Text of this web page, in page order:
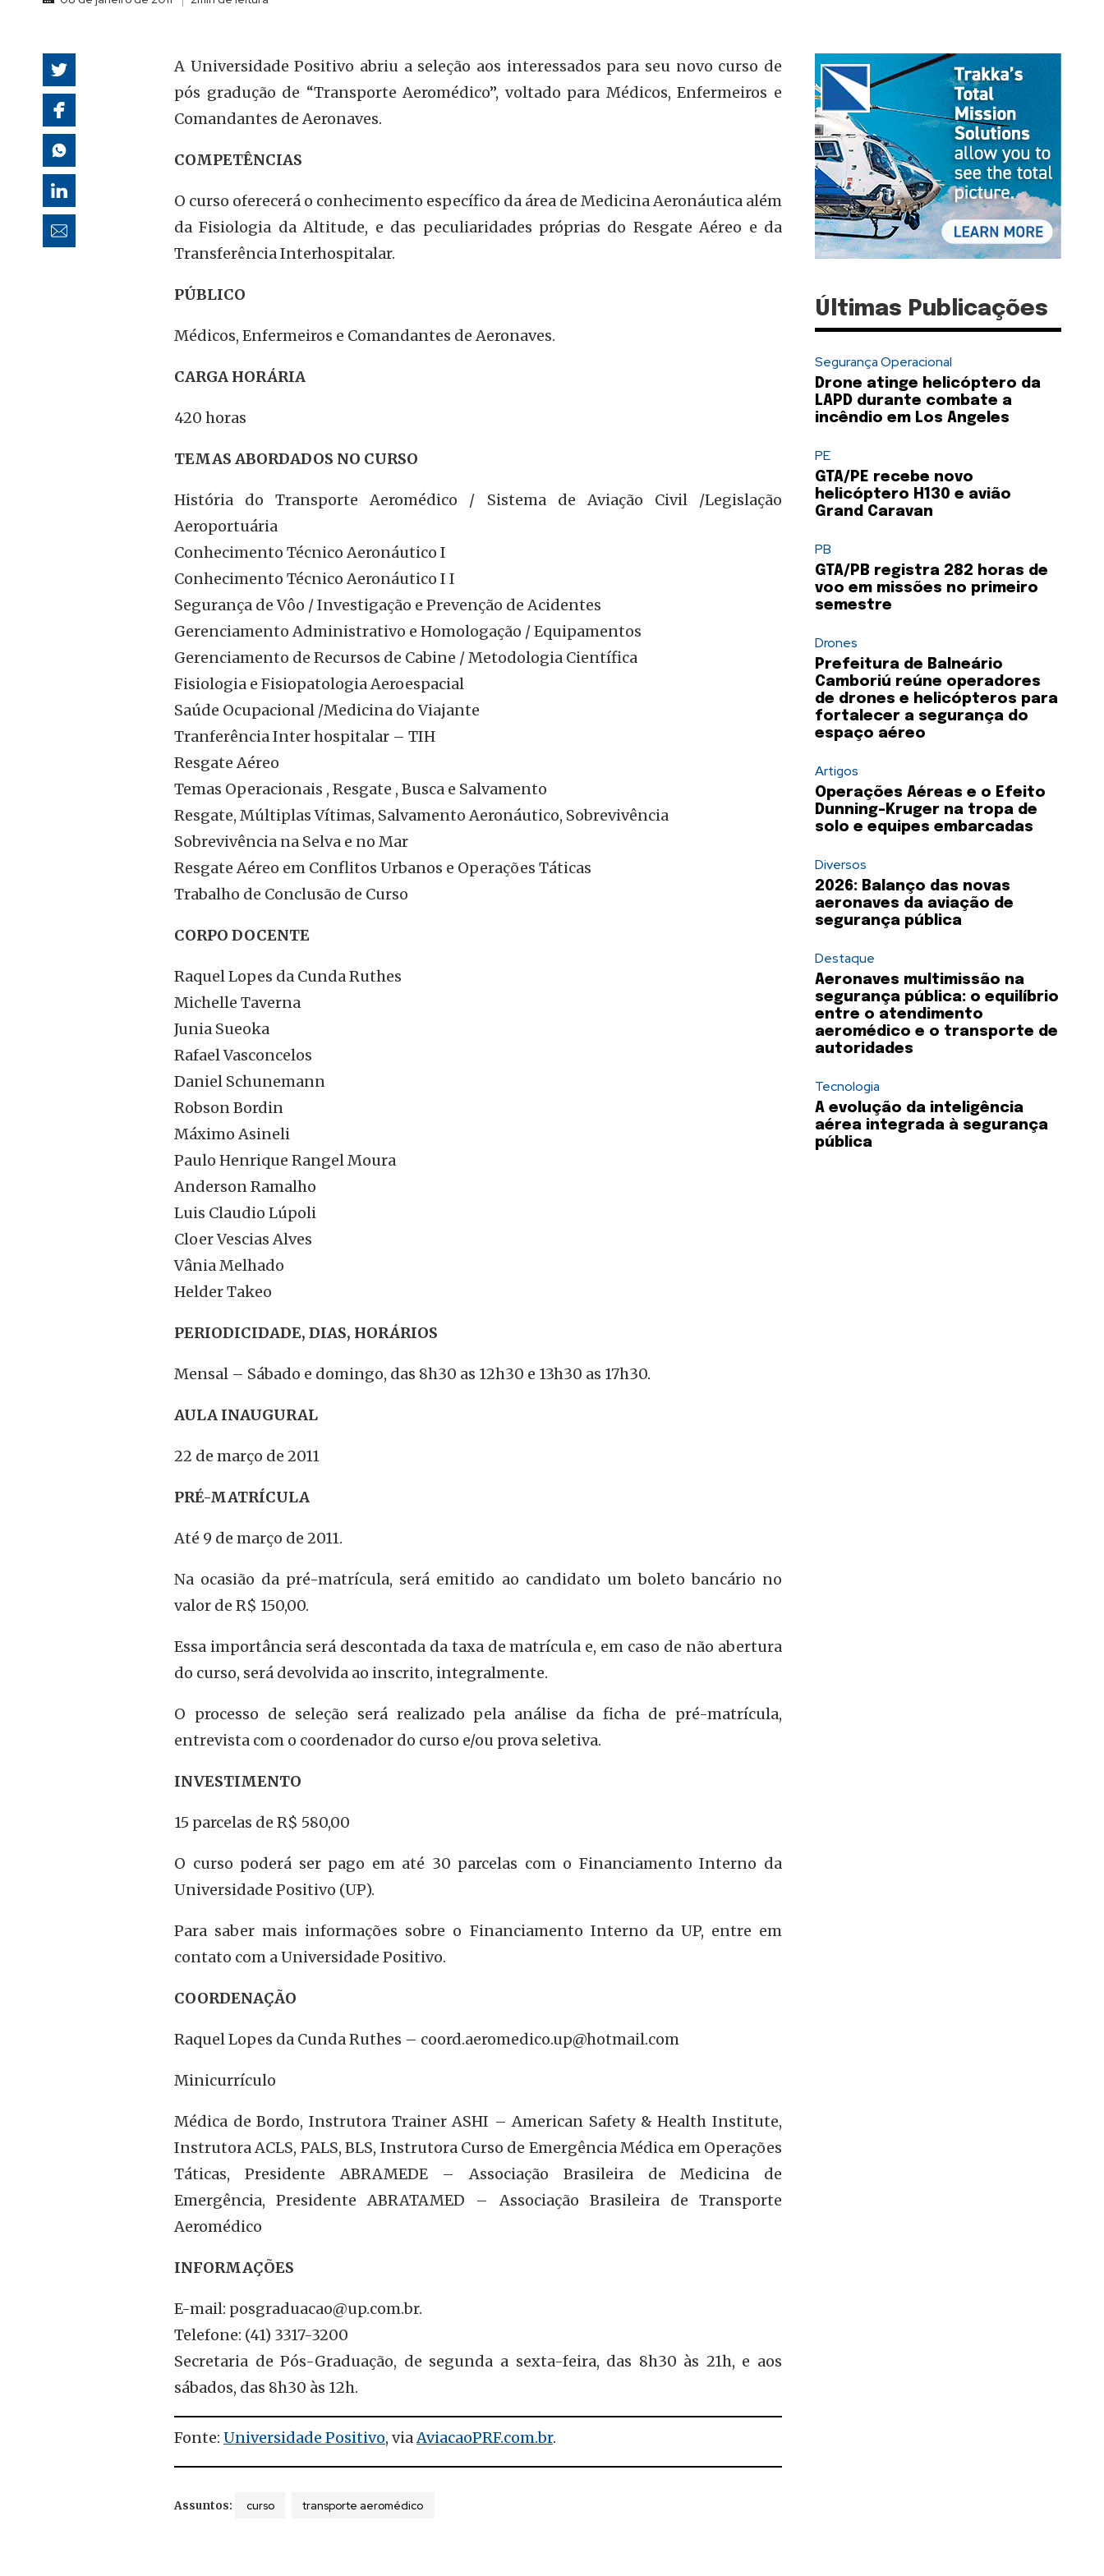
A Universidade Positivo abriu a seleção aos interessados para seu novo curso de
pós gradução de “Transporte Aeromédico”, voltado para Médicos, Enfermeiros e
Comandantes de Aeronaves.
COMPETÊNCIAS
O curso oferecerá o conhecimento específico da área de Medicina Aeronáutica além
da Fisiologia da Altitude, e das peculiaridades próprias do Resgate Aéreo e da
Transferência Interhospitalar.
PÚBLICO
Médicos, Enfermeiros e Comandantes de Aeronaves.
CARGA HORÁRIA
420 horas
TEMAS ABORDADOS NO CURSO
História do Transporte Aeromédico / Sistema de Aviação Civil /Legislação
Aeroportuária
Conhecimento Técnico Aeronáutico I
Conhecimento Técnico Aeronáutico I I
Segurança de Vôo / Investigação e Prevenção de Acidentes
Gerenciamento Administrativo e Homologação / Equipamentos
Gerenciamento de Recursos de Cabine / Metodologia Científica
Fisiologia e Fisiopatologia Aeroespacial
Saúde Ocupacional /Medicina do Viajante
Tranferência Inter hospitalar – TIH
Resgate Aéreo
Temas Operacionais , Resgate , Busca e Salvamento
Resgate, Múltiplas Vítimas, Salvamento Aeronáutico, Sobrevivência
Sobrevivência na Selva e no Mar
Resgate Aéreo em Conflitos Urbanos e Operações Táticas
Trabalho de Conclusão de Curso
CORPO DOCENTE
Raquel Lopes da Cunda Ruthes
Michelle Taverna
Junia Sueoka
Rafael Vasconcelos
Daniel Schunemann
Robson Bordin
Máximo Asineli
Paulo Henrique Rangel Moura
Anderson Ramalho
Luis Claudio Lúpoli
Cloer Vescias Alves
Vânia Melhado
Helder Takeo
PERIODICIDADE, DIAS, HORÁRIOS
Mensal – Sábado e domingo, das 8h30 as 12h30 e 13h30 as 17h30.
AULA INAUGURAL
22 de março de 2011
PRÉ-MATRÍCULA
Até 9 de março de 2011.
Na ocasião da pré-matrícula, será emitido ao candidato um boleto bancário no
valor de R$ 150,00.
Essa importância será descontada da taxa de matrícula e, em caso de não abertura
do curso, será devolvida ao inscrito, integralmente.
O processo de seleção será realizado pela análise da ficha de pré-matrícula,
entrevista com o coordenador do curso e/ou prova seletiva.
INVESTIMENTO
15 parcelas de R$ 580,00
O curso poderá ser pago em até 30 parcelas com o Financiamento Interno da
Universidade Positivo (UP).
Para saber mais informações sobre o Financiamento Interno da UP, entre em
contato com a Universidade Positivo.
COORDENAÇÃO
Raquel Lopes da Cunda Ruthes – coord.aeromedico.up@hotmail.com
Minicurrículo
Médica de Bordo, Instrutora Trainer ASHI – American Safety & Health Institute,
Instrutora ACLS, PALS, BLS, Instrutora Curso de Emergência Médica em Operações
Táticas, Presidente ABRAMEDE – Associação Brasileira de Medicina de
Emergência, Presidente ABRATAMED – Associação Brasileira de Transporte
Aeromédico
INFORMAÇÕES
E-mail: posgraduacao@up.com.br.
Telefone: (41) 3317-3200
Secretaria de Pós-Graduação, de segunda a sexta-feira, das 8h30 às 21h, e aos
sábados, das 8h30 às 12h.
Fonte: Universidade Positivo, viaAviacaoPRF.com.br.
Assuntos: curso transporte aeromédico
Últimas Publicações
Segurança Operacional
Drone atinge helicóptero da
LAPD durante combate a
incêndio em Los Angeles
PE
GTA/PE recebe novo
helicóptero H130 e avião
Grand Caravan
PB
GTA/PB registra 282 horas de
voo em missões no primeiro
semestre
Drones
Prefeitura de Balneário
Camboriú reúne operadores
de drones e helicópteros para
fortalecer a segurança do
espaço aéreo
Artigos
Operações Aéreas e o Efeito
Dunning-Kruger na tropa de
solo e equipes embarcadas
Diversos
2026: Balanço das novas
aeronaves da aviação de
segurança pública
Destaque
Aeronaves multimissão na
segurança pública: o equilíbrio
entre o atendimento
aeromédico e o transporte de
autoridades
Tecnologia
A evolução da inteligência
aérea integrada à segurança
pública